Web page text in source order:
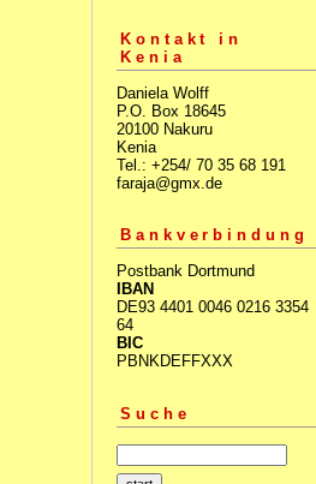
Kontakt in
Kenia
Daniela Wolff
P.O. Box 18645
20100 Nakuru
Kenia
Tel.: +254/ 70 35 68 191
faraja@gmx.de
Bankverbindung
Postbank Dortmund
IBAN
DE93 4401 0046 0216 3354
64
BIC
PBNKDEFFXXX
Suche